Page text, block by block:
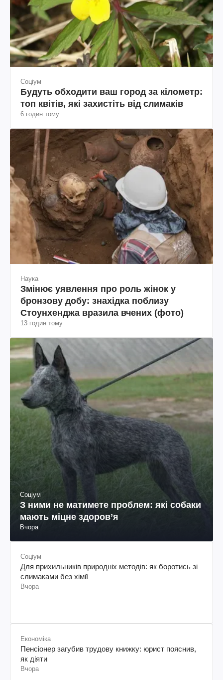
Соціум
Будуть обходити ваш город за кілометр:
топ квітів, які захистіть від слимаків
6 годин тому
Наука
Змінює уявлення про роль жінок у
бронзову добу: знахідка поблизу
Стоунхенджа вразила вчених (фото)
13 годин тому
Соціум
З ними не матимете проблем: які собаки
мають міцне здоров’я
Вчора
Соціум
Для прихильників природніх методів: як боротись зі
слимаками без хімії
Вчора
Економіка
Пенсіонер загубив трудову книжку: юрист пояснив,
як діяти
Вчора